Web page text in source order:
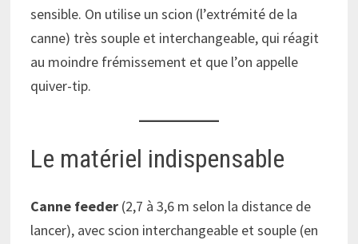
sensible. On utilise un scion (l’extrémité de la
canne) très souple et interchangeable, qui réagit
au moindre frémissement et que l’on appelle
quiver-tip.
Le matériel indispensable
Canne feeder(2,7 à 3,6 m selon la distance de
lancer), avec scion interchangeable et souple (en